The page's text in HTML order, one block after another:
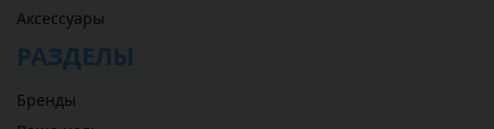
Аксессуары
РАЗДЕЛЫ
Бренды